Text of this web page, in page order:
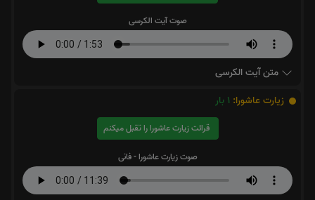
صوت آیت الکرسی
متن آیت الکرسی
زیارت عاشورا: 1 بار
قرائت زیارت عاشورا را تقبل میکنم
صوت زیارت عاشورا - فانی